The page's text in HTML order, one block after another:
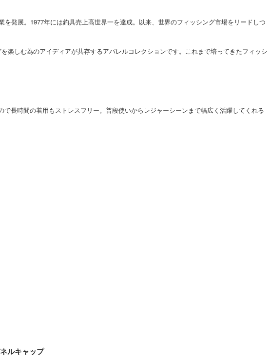
発展。1977年には釣具売上高世界一を達成。以来、世界のフィッシング市場をリードしつ
しむ為のアイディアが共存するアパレルコレクションです。これまで培ってきたフィッシ
長時間の着用もストレスフリー。普段使いからレジャーシーンまで幅広く活躍してくれる
ルキャップ